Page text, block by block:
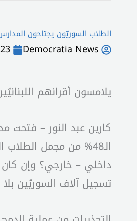
الطلاب السوريّون يجتاحون
Democratia News
يلامسون أقرانهم
كارين عبد النور – فتحت
الـ48% من مجمل
داخلي – خارجي؟ وإن
تسجيل آلاف السوريّين